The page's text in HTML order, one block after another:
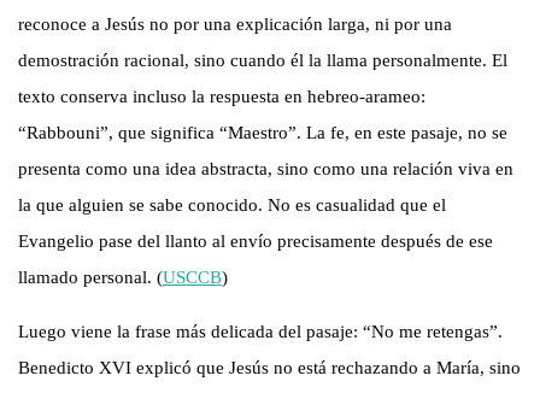
reconoce a Jesús no por una explicación larga, ni por una
demostración racional, sino cuando él la llama personalmente. El
texto conserva incluso la respuesta en hebreo-arameo:
“Rabbouni”, que significa “Maestro”. La fe, en este pasaje, no se
presenta como una idea abstracta, sino como una relación viva en
la que alguien se sabe conocido. No es casualidad que el
Evangelio pase del llanto al envío precisamente después de ese
llamado personal. (USCCB)
Luego viene la frase más delicada del pasaje: “No me retengas”.
Benedicto XVI explicó que Jesús no está rechazando a María, sino